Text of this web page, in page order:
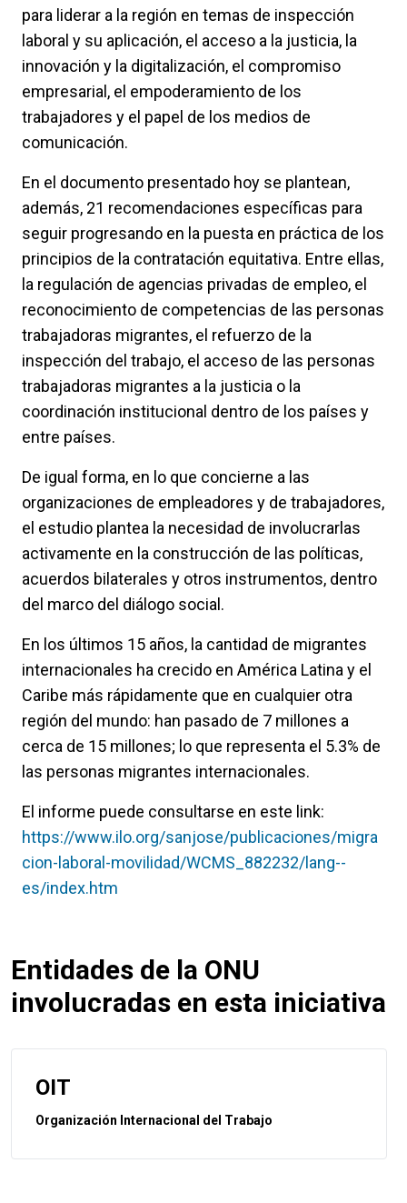
para liderar a la región en temas de inspección
laboral y su aplicación, el acceso a la justicia, la
innovación y la digitalización, el compromiso
empresarial, el empoderamiento de los
trabajadores y el papel de los medios de
comunicación.
En el documento presentado hoy se plantean,
además, 21 recomendaciones específicas para
seguir progresando en la puesta en práctica de los
principios de la contratación equitativa. Entre ellas,
la regulación de agencias privadas de empleo, el
reconocimiento de competencias de las personas
trabajadoras migrantes, el refuerzo de la
inspección del trabajo, el acceso de las personas
trabajadoras migrantes a la justicia o la
coordinación institucional dentro de los países y
entre países.
De igual forma, en lo que concierne a las
organizaciones de empleadores y de trabajadores,
el estudio plantea la necesidad de involucrarlas
activamente en la construcción de las políticas,
acuerdos bilaterales y otros instrumentos, dentro
del marco del diálogo social.
En los últimos 15 años, la cantidad de migrantes
internacionales ha crecido en América Latina y el
Caribe más rápidamente que en cualquier otra
región del mundo: han pasado de 7 millones a
cerca de 15 millones; lo que representa el 5.3% de
las personas migrantes internacionales.
El informe puede consultarse en este link:
https://www.ilo.org/sanjose/publicaciones/migra
cion-laboral-movilidad/WCMS_882232/lang--
es/index.htm
Entidades de la ONU
involucradas en esta iniciativa
OIT
Organización Internacional del Trabajo